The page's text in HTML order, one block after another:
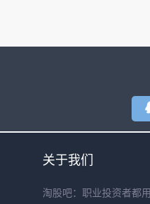
关于我们
淘股吧：职业投资者都